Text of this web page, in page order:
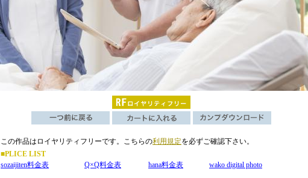
この作品はロイヤリティフリーです。こちらの利用規定を必ずご確認下さい。
■PLICE LIST
sozaijiten料金表
Q×Q料金表 hana料金表 wako digital photo